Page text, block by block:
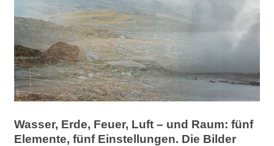
a
b
o
Wasser, Erde, Feuer, Luft – und Raum: fünf
Elemente, fünf Einstellungen. Die Bilder